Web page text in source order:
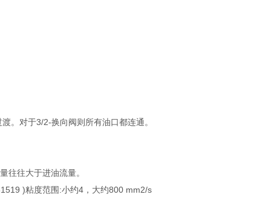
。对于3/2-换向阀则所有油口都连通。
往往大于进油流量。
)粘度范围:小约4，大约800 mm2/s